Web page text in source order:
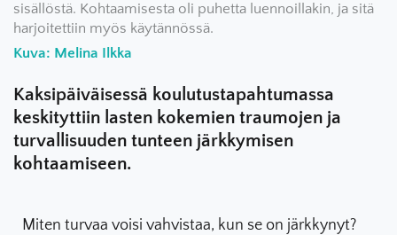
sisällöstä. Kohtaamisesta oli puhetta luennoillakin, ja sitä
harjoitettiin myös käytännössä.
Kuva: Melina Ilkka
Kaksipäiväisessä koulutustapahtumassa
keskityttiin lasten kokemien traumojen ja
turvallisuuden tunteen järkkymisen
kohtaamiseen.
Miten turvaa voisi vahvistaa, kun se on järkkynyt?